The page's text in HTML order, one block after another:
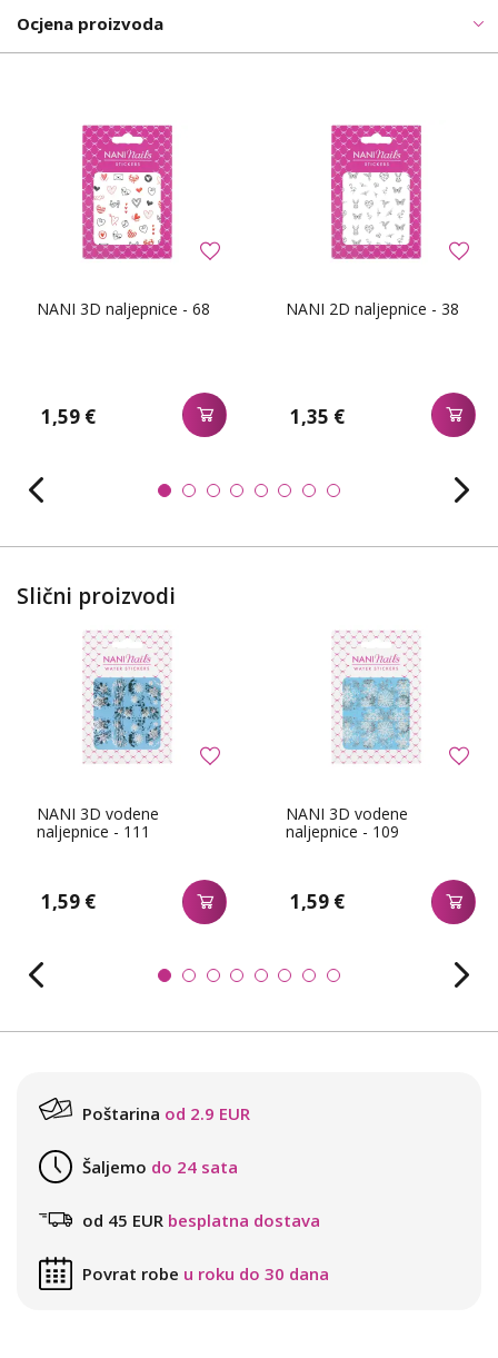
Ocjena proizvoda
NANI 3D naljepnice - 68
1,59 €
NANI 2D naljepnice - 38
1,35 €
Slični proizvodi
NANI 3D vodene
naljepnice - 111
1,59 €
NANI 3D vodene
naljepnice - 109
1,59 €
Poštarina od 2.9 EUR
Šaljemo do 24 sata
od 45 EUR besplatna dostava
Povrat robe u roku do 30 dana